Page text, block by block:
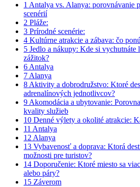
1 Antalya vs. Alanya: porovnávanie
scenérií
2 Pláže:
3 Prírodné scenérie:
4 Kultúrne atrakcie a zábava: čo
5 Jedlo a nákupy: Kde si vychutnáte
zážitok?
6 Antalya
7 Alanya
8 Aktivity a dobrodružstvo: Ktoré
adrenalínových jednotlivcov?
9 Akomodácia a ubytovanie:
kvality služieb
10 Denné výlety a okolité atrakcie:
11 Antalya
12 Alanya
13 Vybavenosť a doprava: Ktorá
možnosti pre turistov?
14 Doporučenie: Ktoré miesto sa
alebo páry?
15 Záverom